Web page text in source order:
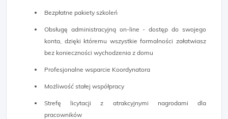
Bezpłatne pakiety szkoleń
Obsługę administracyjną on-line - dostęp do swojego
konta, dzięki któremu wszystkie formalności załatwiasz
bez konieczności wychodzenia z domu
Profesjonalne wsparcie Koordynatora
Możliwość stałej współpracy
Strefę licytacji z atrakcyjnymi nagrodami dla
pracowników